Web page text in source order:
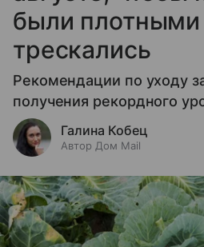
были плотными
трескались
Рекомендации по уходу
получения рекордного
Галина Кобец
Автор Дом Mail